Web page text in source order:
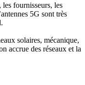
fournisseurs, les
5G sont très
solaires, mécanique,
accrue des réseaux et la